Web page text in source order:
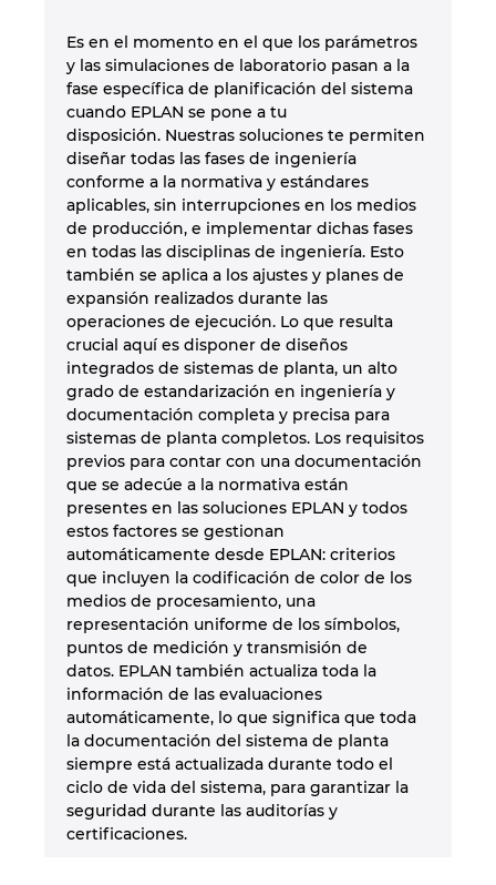
Es en el momento en el que los parámetros
y las simulaciones de laboratorio pasan a la
fase específica de planificación del sistema
cuando EPLAN se pone a tu
disposición. Nuestras soluciones te permiten
diseñar todas las fases de ingeniería
conforme a la normativa y estándares
aplicables, sin interrupciones en los medios
de producción, e implementar dichas fases
en todas las disciplinas de ingeniería. Esto
también se aplica a los ajustes y planes de
expansión realizados durante las
operaciones de ejecución. Lo que resulta
crucial aquí es disponer de diseños
integrados de sistemas de planta, un alto
grado de estandarización en ingeniería y
documentación completa y precisa para
sistemas de planta completos. Los requisitos
previos para contar con una documentación
que se adecúe a la normativa están
presentes en las soluciones EPLAN y todos
estos factores se gestionan
automáticamente desde EPLAN: criterios
que incluyen la codificación de color de los
medios de procesamiento, una
representación uniforme de los símbolos,
puntos de medición y transmisión de
datos. EPLAN también actualiza toda la
información de las evaluaciones
automáticamente, lo que significa que toda
la documentación del sistema de planta
siempre está actualizada durante todo el
ciclo de vida del sistema, para garantizar la
seguridad durante las auditorías y
certificaciones.